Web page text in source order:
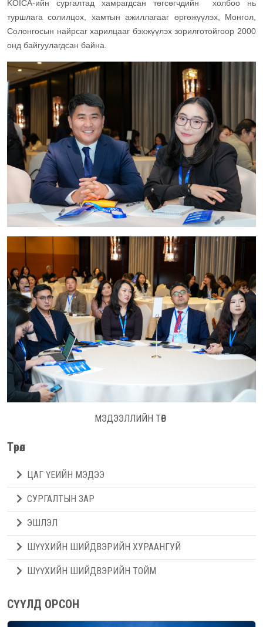
KOICA-ийн сургалтад хамрагдсан төгсөгчдийн холбоо нь
туршлага солилцох, хамтын ажиллагааг өргөжүүлэх, Монгол,
Солонгосын найрсаг харилцааг бэхжүүлэх зорилготойгоор 2000
онд байгуулагдсан байна.
МЭДЭЭЛЛИЙН ТӨВ
Төрөл
ЦАГ ҮЕИЙН МЭДЭЭ
СУРГАЛТЫН ЗАР
ЭШЛЭЛ
ШҮҮХИЙН ШИЙДВЭРИЙН ХУРААНГУЙ
ШҮҮХИЙН ШИЙДВЭРИЙН ТОЙМ
СҮҮЛД ОРСОН